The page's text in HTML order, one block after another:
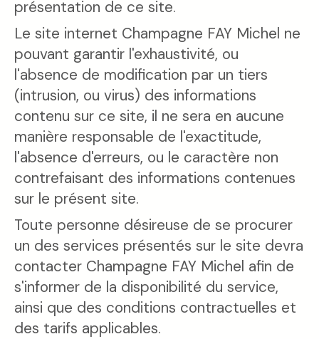
présentation de ce site.
Le site internet Champagne FAY Michel ne
pouvant garantir l'exhaustivité, ou
l'absence de modification par un tiers
(intrusion, ou virus) des informations
contenu sur ce site, il ne sera en aucune
manière responsable de l'exactitude,
l'absence d'erreurs, ou le caractère non
contrefaisant des informations contenues
sur le présent site.
Toute personne désireuse de se procurer
un des services présentés sur le site devra
contacter Champagne FAY Michel afin de
s'informer de la disponibilité du service,
ainsi que des conditions contractuelles et
des tarifs applicables.